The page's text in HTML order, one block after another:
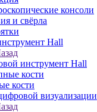
консоли
и свёрла
Hall
инструмент Hall
кости
кости
визуализации